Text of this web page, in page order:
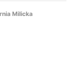
Milicka